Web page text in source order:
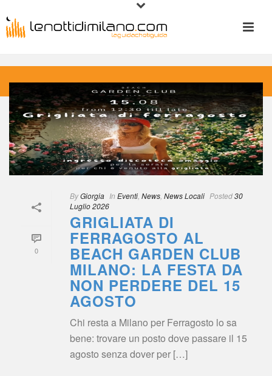
0
ByGiorgia In Eventi New News Locali Posted30
Luglio 2026
GRIGLIATA DI
FERRAGOSTO AL
BEACH GARDEN CLUB
MILANO: LA FESTA DA
NON PERDERE DEL 15
AGOSTO
Chi resta a Milano per Ferragosto lo sa
bene: trovare un posto dove passare il 15
agosto senza dover per […]